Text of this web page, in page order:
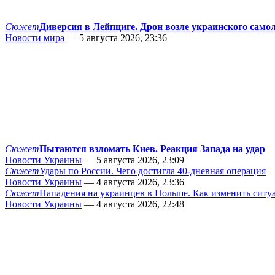
СюжетДиверсия в Лейпциге. Дрон возле украинского
Новости мира — 5 августа 2026, 23:36
СюжетПытаются взломать Киев. Реакция Запада на удар
Новости Украины — 5 августа 2026, 23:09
СюжетУдары по России. Чего достигла 40-дневная операция
Новости Украины — 4 августа 2026, 23:36
СюжетНападения на украинцев в Польше. Как изменить
Новости Украины — 4 августа 2026, 22:48